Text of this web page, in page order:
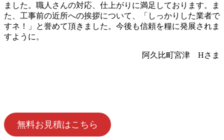
ました。職人さんの対応、仕上がりに満足しております。ま
た、工事前の近所への挨拶について、「しっかりした業者で
すネ！」と誉めて頂きました。今後も信頼を糧に発展されま
すように。
阿久比町宮津 Hさま
無料お見積はこちら